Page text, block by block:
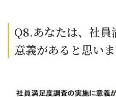
Q8.あなたは、社員
意義があると思い